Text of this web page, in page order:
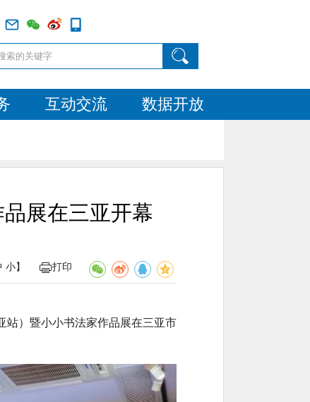
互动交流 数据开放
展在三亚开幕
小】 打印
站）暨小小书法家作品展在三亚市